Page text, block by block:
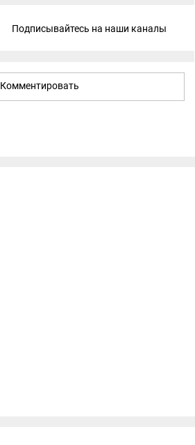
Подписывайтесь на наши каналы
Комментировать